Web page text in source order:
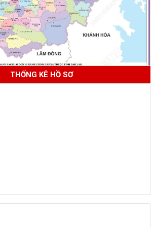
THỐNG KÊ HỒ SƠ